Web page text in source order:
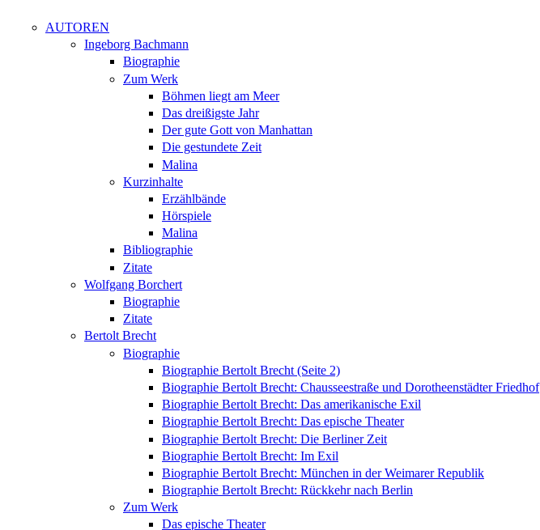
AUTOREN
Ingeborg Bachmann
Biographie
Zum Werk
Böhmen liegt am Meer
Das dreißigste Jahr
Der gute Gott von Manhattan
Die gestundete Zeit
Malina
Kurzinhalte
Erzählbände
Hörspiele
Malina
Bibliographie
Zitate
Wolfgang Borchert
Biographie
Zitate
Bertolt Brecht
Biographie
Biographie Bertolt Brecht (Seite 2)
Biographie Bertolt Brecht: Chausseestraße und Dorotheenstädter Friedhof
Biographie Bertolt Brecht: Das amerikanische Exil
Biographie Bertolt Brecht: Das epische Theater
Biographie Bertolt Brecht: Die Berliner Zeit
Biographie Bertolt Brecht: Im Exil
Biographie Bertolt Brecht: München in der Weimarer Republik
Biographie Bertolt Brecht: Rückkehr nach Berlin
Zum Werk
Das epische Theater